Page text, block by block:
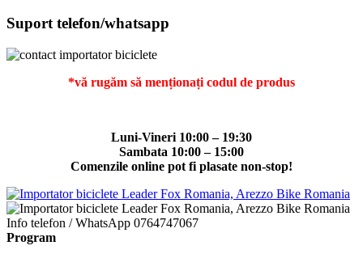
Suport telefon/whatsapp
*vă rugăm să menționați codul de produs
Luni-Vineri 10:00 – 19:30
Sambata 10:00 – 15:00
Comenzile online pot fi plasate non-stop!
Info telefon / WhatsApp 0764747067
Program